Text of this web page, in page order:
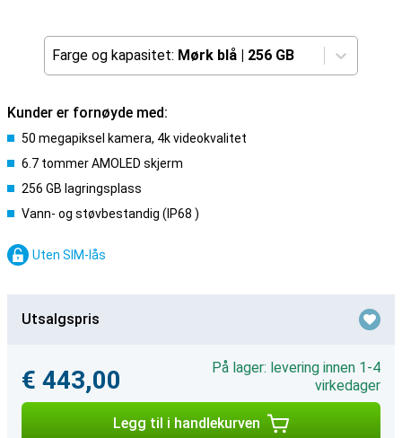
Farge og kapasitet: Mørk blå | 256 GB
Kunder er fornøyde med:
50 megapiksel kamera, 4k videokvalitet
6.7 tommer AMOLED skjerm
256 GB lagringsplass
Vann- og støvbestandig (IP68 )
Uten SIM-lås
Utsalgspris
€ 443,00
På lager: levering innen 1-4
virkedager
Legg til i handlekurven